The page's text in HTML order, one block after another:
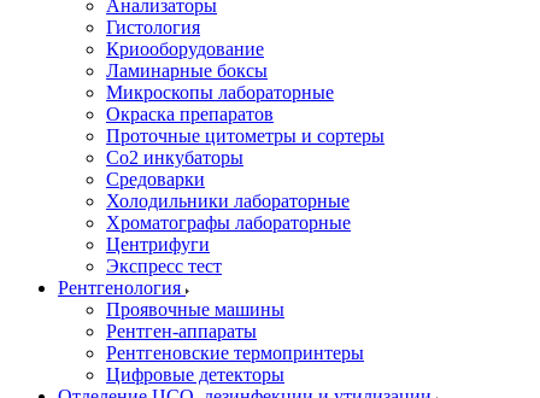
Анализаторы
Гистология
Криооборудование
Ламинарные боксы
Микроскопы лабораторные
Окраска препаратов
Проточные цитометры и сортеры
Со2 инкубаторы
Средоварки
Холодильники лабораторные
Хроматографы лабораторные
Центрифуги
Экспресс тест
Рентгенология
Проявочные машины
Рентген-аппараты
Рентгеновские термопринтеры
Цифровые детекторы